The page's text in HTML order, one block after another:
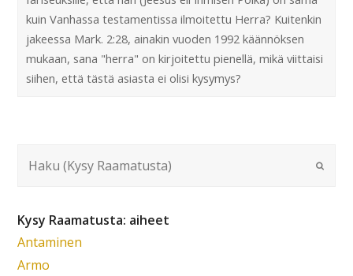
kuin Vanhassa testamentissa ilmoitettu Herra? Kuitenkin
jakeessa Mark. 2:28, ainakin vuoden 1992 käännöksen
mukaan, sana "herra" on kirjoitettu pienellä, mikä viittaisi
siihen, että tästä asiasta ei olisi kysymys?
Kysy Raamatusta: aiheet
Antaminen
Armo